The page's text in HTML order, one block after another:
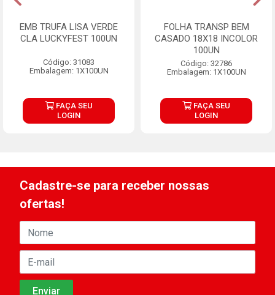
EMB TRUFA LISA VERDE
CLA LUCKYFEST 100UN
Código: 31083
Embalagem: 1X100UN
FAÇA SEU
LOGIN
FOLHA TRANSP BEM
CASADO 18X18 INCOLOR
100UN
Código: 32786
Embalagem: 1X100UN
FAÇA SEU
LOGIN
Cadastre-se para receber nossas
ofertas!